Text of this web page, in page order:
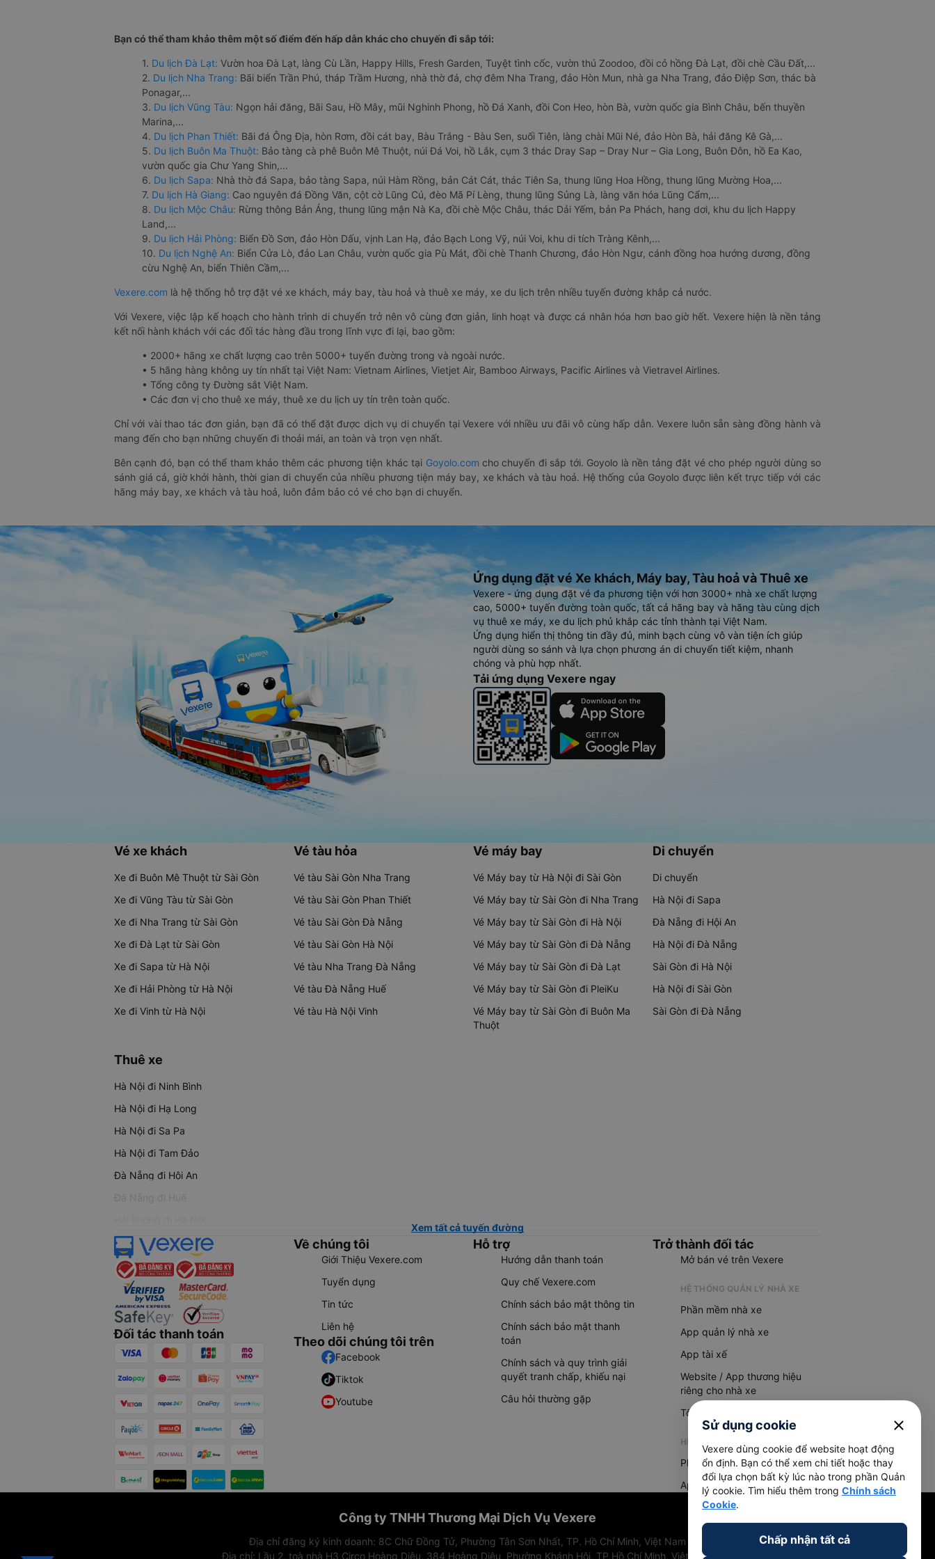
Bạn có thể tham khảo thêm một số điểm đến hấp dẫn khác cho chuyến đi sắp tới:
1. Du lịch Đà Lạt: Vườn hoa Đà Lạt, làng Cù Lần, Happy Hills, Fresh Garden, Tuyệt tình cốc, vườn thú Zoodoo, đồi cỏ hồng Đà Lạt, đồi chè Cầu Đất,...
2. Du lịch Nha Trang: Bãi biển Trần Phú, tháp Trầm Hương, nhà thờ đá, chợ đêm Nha Trang, đảo Hòn Mun, nhà ga Nha Trang, đảo Điệp Sơn, thác bà
Ponagar,...
3. Du lịch Vũng Tàu: Ngọn hải đăng, Bãi Sau, Hồ Mây, mũi Nghinh Phong, hồ Đá Xanh, đồi Con Heo, hòn Bà, vườn quốc gia Bình Châu, bến thuyền
Marina,...
4. Du lịch Phan Thiết: Bãi đá Ông Địa, hòn Rơm, đồi cát bay, Bàu Trắng - Bàu Sen, suối Tiên, làng chài Mũi Né, đảo Hòn Bà, hải đăng Kê Gà,...
5. Du lịch Buôn Ma Thuột: Bảo tàng cà phê Buôn Mê Thuột, núi Đá Voi, hồ Lắk, cụm 3 thác Dray Sap – Dray Nur – Gia Long, Buôn Đôn, hồ Ea Kao,
vườn quốc gia Chư Yang Shin,...
6. Du lịch Sapa: Nhà thờ đá Sapa, bảo tàng Sapa, núi Hàm Rồng, bản Cát Cát, thác Tiên Sa, thung lũng Hoa Hồng, thung lũng Mường Hoa,...
7. Du lịch Hà Giang: Cao nguyên đá Đồng Văn, cột cờ Lũng Cú, đèo Mã Pí Lèng, thung lũng Sủng Là, làng văn hóa Lũng Cẩm,...
8. Du lịch Mộc Châu: Rừng thông Bản Áng, thung lũng mận Nà Ka, đồi chè Mộc Châu, thác Dải Yếm, bản Pa Phách, hang dơi, khu du lịch Happy
Land,...
9. Du lịch Hải Phòng: Biển Đồ Sơn, đảo Hòn Dấu, vịnh Lan Hạ, đảo Bạch Long Vỹ, núi Voi, khu di tích Tràng Kênh,...
10. Du lịch Nghệ An: Biển Cửa Lò, đảo Lan Châu, vườn quốc gia Pù Mát, đồi chè Thanh Chương, đảo Hòn Ngư, cánh đồng hoa hướng dương, đồng
cừu Nghệ An, biển Thiên Cầm,...
Vexere.com là hệ thống hỗ trợ đặt vé xe khách, máy bay, tàu hoả và thuê xe máy, xe du lịch trên nhiều tuyến đường khắp cả nước.
Với Vexere, việc lập kế hoạch cho hành trình di chuyển trở nên vô cùng đơn giản, linh hoạt và được cá nhân hóa hơn bao giờ hết. Vexere hiện là nền tảng
kết nối hành khách với các đối tác hàng đầu trong lĩnh vực đi lại, bao gồm:
• 2000+ hãng xe chất lượng cao trên 5000+ tuyến đường trong và ngoài nước.
• 5 hãng hàng không uy tín nhất tại Việt Nam: Vietnam Airlines, Vietjet Air, Bamboo Airways, Pacific Airlines và Vietravel Airlines.
• Tổng công ty Đường sắt Việt Nam.
• Các đơn vị cho thuê xe máy, thuê xe du lịch uy tín trên toàn quốc.
Chỉ với vài thao tác đơn giản, bạn đã có thể đặt được dịch vụ di chuyển tại Vexere với nhiều ưu đãi vô cùng hấp dẫn. Vexere luôn sẵn sàng đồng hành và
mang đến cho bạn những chuyến đi thoải mái, an toàn và trọn vẹn nhất.
Bên cạnh đó, bạn có thể tham khảo thêm các phương tiện khác tại Goyolo.com cho chuyến đi sắp tới. Goyolo là nền tảng đặt vé cho phép người dùng so
sánh giá cả, giờ khởi hành, thời gian di chuyển của nhiều phương tiện máy bay, xe khách và tàu hoả. Hệ thống của Goyolo được liên kết trực tiếp với các
hãng máy bay, xe khách và tàu hoả, luôn đảm bảo có vé cho bạn di chuyển.
Ứng dụng đặt vé Xe khách, Máy bay, Tàu hoả và Thuê xe
Vexere - ứng dụng đặt vé đa phương tiện với hơn 3000+ nhà xe chất lượng
cao, 5000+ tuyến đường toàn quốc, tất cả hãng bay và hãng tàu cùng dịch
vụ thuê xe máy, xe du lịch phủ khắp các tỉnh thành tại Việt Nam.
Ứng dụng hiển thị thông tin đầy đủ, minh bạch cùng vô vàn tiện ích giúp
người dùng so sánh và lựa chọn phương án di chuyển tiết kiệm, nhanh
chóng và phù hợp nhất.
Tải ứng dụng Vexere ngay
Vé xe khách
Xe đi Buôn Mê Thuột từ Sài Gòn
Xe đi Vũng Tàu từ Sài Gòn
Xe đi Nha Trang từ Sài Gòn
Xe đi Đà Lạt từ Sài Gòn
Xe đi Sapa từ Hà Nội
Xe đi Hải Phòng từ Hà Nội
Xe đi Vinh từ Hà Nội
Vé tàu hỏa
Vé tàu Sài Gòn Nha Trang
Vé tàu Sài Gòn Phan Thiết
Vé tàu Sài Gòn Đà Nẵng
Vé tàu Sài Gòn Hà Nội
Vé tàu Nha Trang Đà Nẵng
Vé tàu Đà Nẵng Huế
Vé tàu Hà Nội Vinh
Vé máy bay
Vé Máy bay từ Hà Nội đi Sài Gòn
Vé Máy bay từ Sài Gòn đi Nha Trang
Vé Máy bay từ Sài Gòn đi Hà Nội
Vé Máy bay từ Sài Gòn đi Đà Nẵng
Vé Máy bay từ Sài Gòn đi Đà Lạt
Vé Máy bay từ Sài Gòn đi PleiKu
Vé Máy bay từ Sài Gòn đi Buôn Ma
Thuột
Di chuyển
Di chuyển
Hà Nội đi Sapa
Đà Nẵng đi Hội An
Hà Nội đi Đà Nẵng
Sài Gòn đi Hà Nội
Hà Nội đi Sài Gòn
Sài Gòn đi Đà Nẵng
Thuê xe
Hà Nội đi Ninh Bình
Hà Nội đi Hạ Long
Hà Nội đi Sa Pa
Hà Nội đi Tam Đảo
Đà Nẵng đi Hội An
Đà Nẵng đi Huế
Xem tất cả tuyến đường
Đối tác thanh toán
Về chúng tôi
Giới Thiệu Vexere.com
Tuyển dụng
Tin tức
Liên hệ
Theo dõi chúng tôi trên
Facebook
Tiktok
Youtube
Hỗ trợ
Hướng dẫn thanh toán
Quy chế Vexere.com
Chính sách bảo mật thông tin
Chính sách bảo mật thanh
toán
Chính sách và quy trình giải
quyết tranh chấp, khiếu nại
Câu hỏi thường gặp
Trở thành đối tác
Mở bán vé trên Vexere
HỆ THỐNG QUẢN LÝ NHÀ XE
Phần mềm nhà xe
App quản lý nhà xe
App tài xế
Website / App thương hiệu
riêng cho nhà xe
Tổng đài AI
HỆ THỐNG QUẢN LÝ HÀNG HOÁ
Phần mềm quản lý hàng hoá
App quản lý hàng hoá
Công ty TNHH Thương Mại Dịch Vụ Vexere
Địa chỉ đăng ký kinh doanh: 8C Chữ Đồng Tử, Phường Tân Sơn Nhất, TP. Hồ Chí Minh, Việt Nam
Địa chỉ: Lầu 2, toà nhà H3 Circo Hoàng Diệu, 384 Hoàng Diệu, Phường Khánh Hội, TP Hồ Chí Minh, Việt Nam
Sử dụng cookie close
Vexere dùng cookie để website hoạt động
ổn định. Bạn có thể xem chi tiết hoặc thay
đổi lựa chọn bất kỳ lúc nào trong phần Quản
lý cookie. Tìm hiểu thêm trong Chính sách
Cookie.
Chấp nhận tất cả